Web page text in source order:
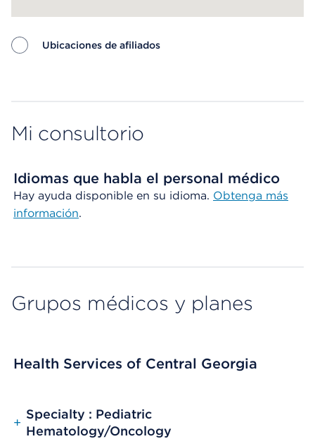
Ubicaciones de afiliados
Mi consultorio
Idiomas que habla el personal médico
Hay ayuda disponible en su idioma. Obtenga más
información.
Grupos médicos y planes
Health Services of Central Georgia
+
Specialty : Pediatric
Hematology/Oncology